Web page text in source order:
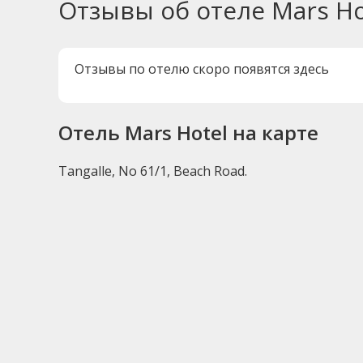
Отзывы об отеле Mars
Отзывы по отелю скоро появятся здесь
Отель Mars Hotel на карте
Tangalle, No 61/1, Beach Road.